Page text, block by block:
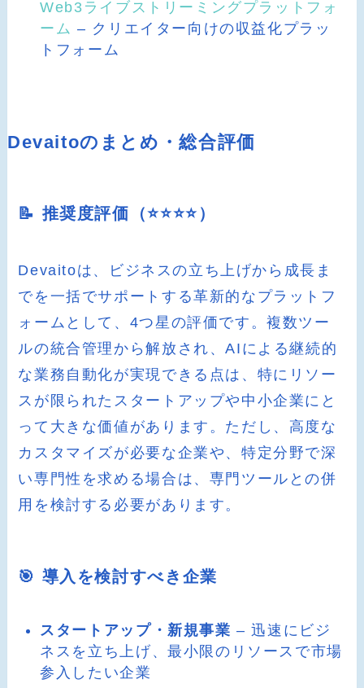
Web3ライブストリーミングプラットフォ
ーム – クリエイター向けの収益化プラッ
トフォーム
Devaitoのまとめ・総合評価
📝 推奨度評価（⭐️⭐️⭐️⭐️）
Devaitoは、ビジネスの立ち上げから成長ま
でを一括でサポートする革新的なプラットフ
ォームとして、4つ星の評価です。複数ツー
ルの統合管理から解放され、AIによる継続的
な業務自動化が実現できる点は、特にリソー
スが限られたスタートアップや中小企業にと
って大きな価値があります。ただし、高度な
カスタマイズが必要な企業や、特定分野で深
い専門性を求める場合は、専門ツールとの併
用を検討する必要があります。
🎯 導入を検討すべき企業
スタートアップ・新規事業 – 迅速にビジ
ネスを立ち上げ、最小限のリソースで市場
参入したい企業